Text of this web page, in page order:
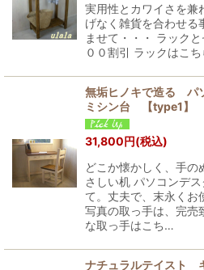
実用性とカワイさを兼
げなく雑貨を合わせる
ませて・・・ ラック
００割引 ラックはこ
無垢ヒノキで造る
ミシン台 【type1】
31,800円(税込)
どこか懐かしく、手の
さしい机 パソコンデ
て。丈夫で、末永く
写真の取っ手は、完
な取っ手はこち…
ナチュラルテイスト